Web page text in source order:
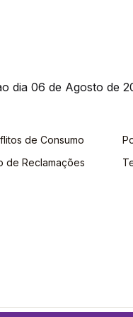
dia 06 de Agosto de
de Consumo
de Reclamações